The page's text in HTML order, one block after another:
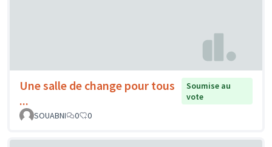
Une salle de change pour tous
...
Soumise au
vote
SOUABNI
0 0